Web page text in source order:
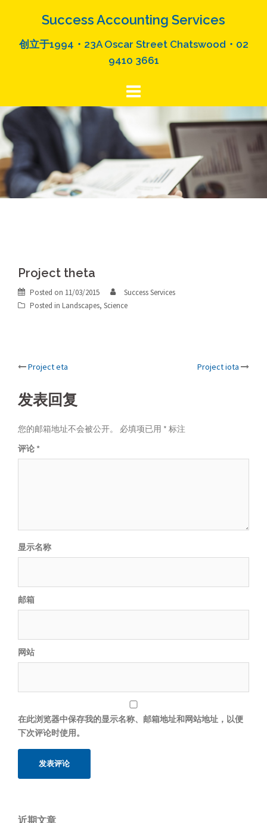
Success Accounting Services
创立于1994・23A Oscar Street Chatswood・02
9410 3661
Project theta
Posted on 11/03/2015
Success Services
Posted in Landscapes, Science
Post
navigation
Project eta Project iota
发表回复
您的邮箱地址不会被公开。 必填项已用 * 标注
评论 *
显示名称
邮箱
网站
在此浏览器中保存我的显示名称、邮箱地址和网站地址，以便
下次评论时使用。
近期文章